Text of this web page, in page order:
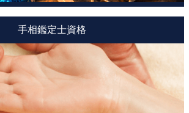
手相鑑定士資格